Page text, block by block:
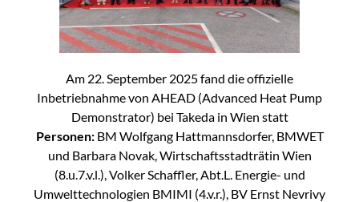
Am 22. September 2025 fand die offizielle
Inbetriebnahme von AHEAD (Advanced Heat Pump
Demonstrator) bei Takeda in Wien statt
Personen: BM Wolfgang Hattmannsdorfer, BMWET
und Barbara Novak, Wirtschaftsstadträtin Wien
(8.u.7.v.l.), Volker Schaffler, Abt.L. Energie- und
Umwelttechnologien BMIMI (4.v.r.), BV Ernst Nevrivy